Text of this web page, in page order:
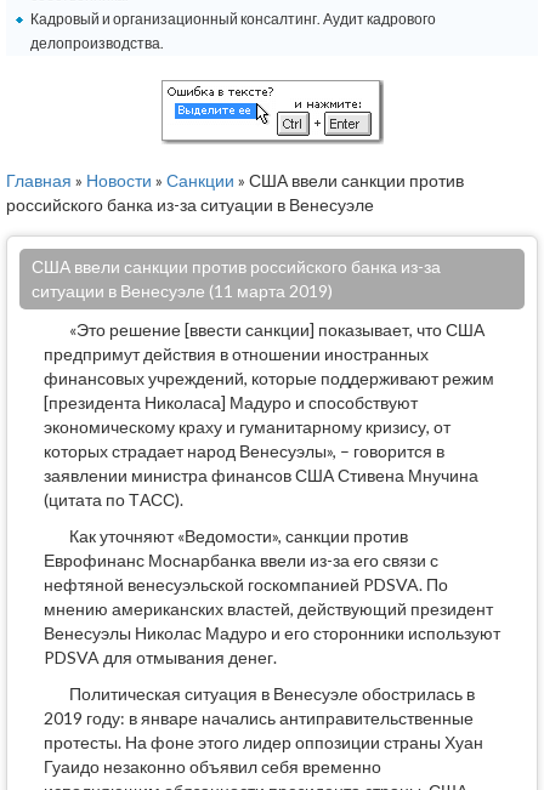
Кадровый и организационный консалтинг. Аудит кадрового
делопроизводства.
Главная » Новости » Санкции » США ввели санкции против
российского банка из-за ситуации в Венесуэле
США ввели санкции против российского банка из-за
ситуации в Венесуэле (11 марта 2019)
«Это решение [ввести санкции] показывает, что США
предпримут действия в отношении иностранных
финансовых учреждений, которые поддерживают режим
[президента Николаса] Мадуро и способствуют
экономическому краху и гуманитарному кризису, от
которых страдает народ Венесуэлы», – говорится в
заявлении министра финансов США Стивена Мнучина
(цитата по ТАСС).
Как уточняют «Ведомости», санкции против
Еврофинанс Моснарбанка ввели из-за его связи с
нефтяной венесуэльской госкомпанией PDSVA. По
мнению американских властей, действующий президент
Венесуэлы Николас Мадуро и его сторонники используют
PDSVA для отмывания денег.
Политическая ситуация в Венесуэле обострилась в
2019 году: в январе начались антиправительственные
протесты. На фоне этого лидер оппозиции страны Хуан
Гуаидо незаконно объявил себя временно